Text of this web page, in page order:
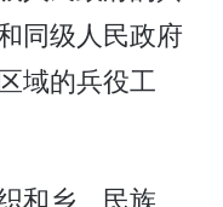
同级人民政府
域的兵役工
和乡、民族